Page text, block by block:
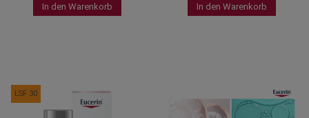
In den Warenkorb In den Warenkorb